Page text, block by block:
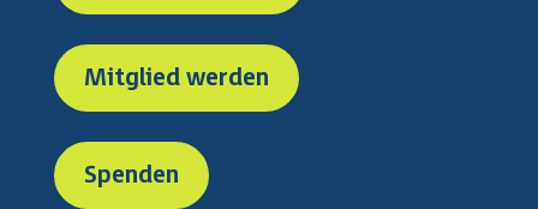
Mitglied werden
Spenden